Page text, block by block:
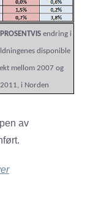
endring i
disponible
mellom 2007 og
2011, i Norden
av